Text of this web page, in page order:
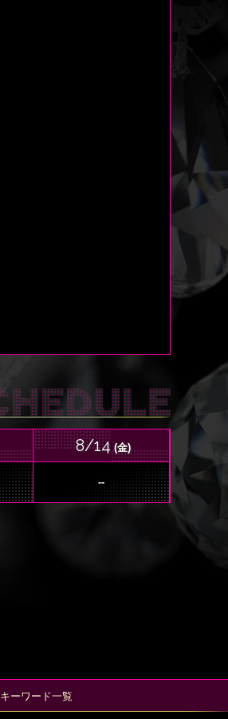
8/14(金)
--
キーワード一覧